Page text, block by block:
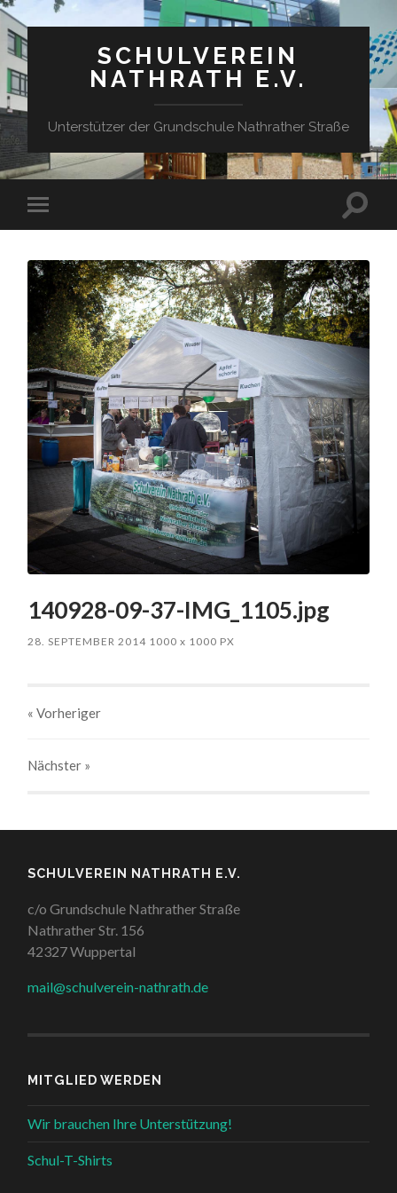
SCHULVEREIN
NATHRATH E.V.
Unterstützer der Grundschule Nathrather Straße
Mobile-
Menü
140928-09-37-IMG_1105.jpg
28. SEPTEMBER 2014 1000x 1000 PX
« Vorheriger
Nächster »
SCHULVEREIN NATHRATH E.V.
c/o Grundschule Nathrather Straße
Nathrather Str. 156
42327 Wuppertal
mail@schulverein-nathrath.de
MITGLIED WERDEN
Wir brauchen Ihre Unterstützung!
Schul-T-Shirts